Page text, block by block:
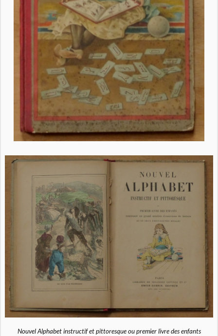
Nouvel Alphabet instructif et pittoresque ou premier livre des enfants